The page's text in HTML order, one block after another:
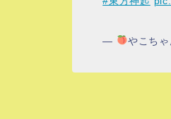
— やこちゃ